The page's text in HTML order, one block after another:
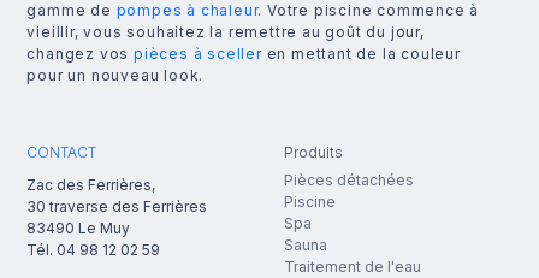
gamme de pompes à chaleur. Votre piscine commence à
vieillir, vous souhaitez la remettre au goût du jour,
changez vos pièces à scelleren mettant de la couleur
pour un nouveau look.
CONTACT
Zac des Ferrières,
30 traverse des Ferrières
83490 Le Muy
Tél. 04 98 12 02 59
Produits
Pièces détachées
Piscine
Spa
Sauna
Traitement de l'eau